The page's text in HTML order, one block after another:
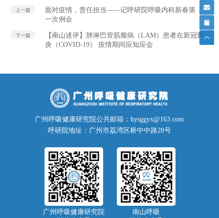
上一篇
面对疫情，责任担当——记呼研院呼吸内科新春第
一次例会
下一篇
【南山述评】肺淋巴管肌瘤病（LAM）患者在新冠肺
炎（COVID-19） 疫情期间应知应会
广州呼吸健康研究院公共邮箱：hysggyx@163.com
呼研院地址：广州市荔湾区桥中中路28号
广州呼吸健康研究院
南山呼吸